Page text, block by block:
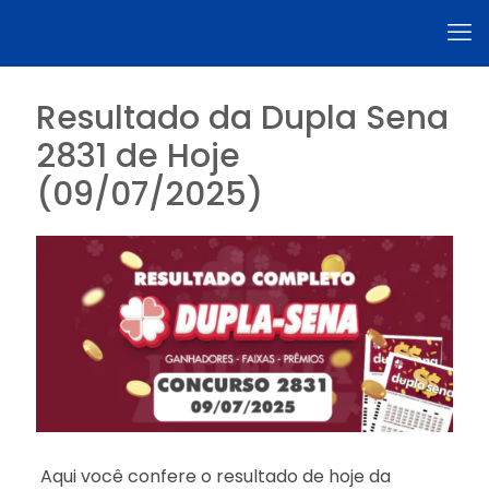
Resultado da Dupla Sena
2831 de Hoje
(09/07/2025)
Aqui você confere o resultado de hoje da